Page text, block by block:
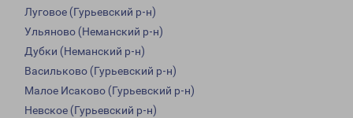
Луговое (Гурьевский р-н)
Ульяново (Неманский р-н)
Дубки (Неманский р-н)
Васильково (Гурьевский р-н)
Малое Исаково (Гурьевский р-н)
Невское (Гурьевский р-н)